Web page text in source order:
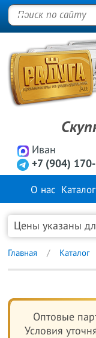
Иван
+7 (904)
О нас Каталог
Цены указаны
Главная Каталог
Оптовые
Условия